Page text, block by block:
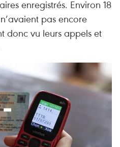
enregistrés. Environ 18
pas encore
donc vu leurs appels et